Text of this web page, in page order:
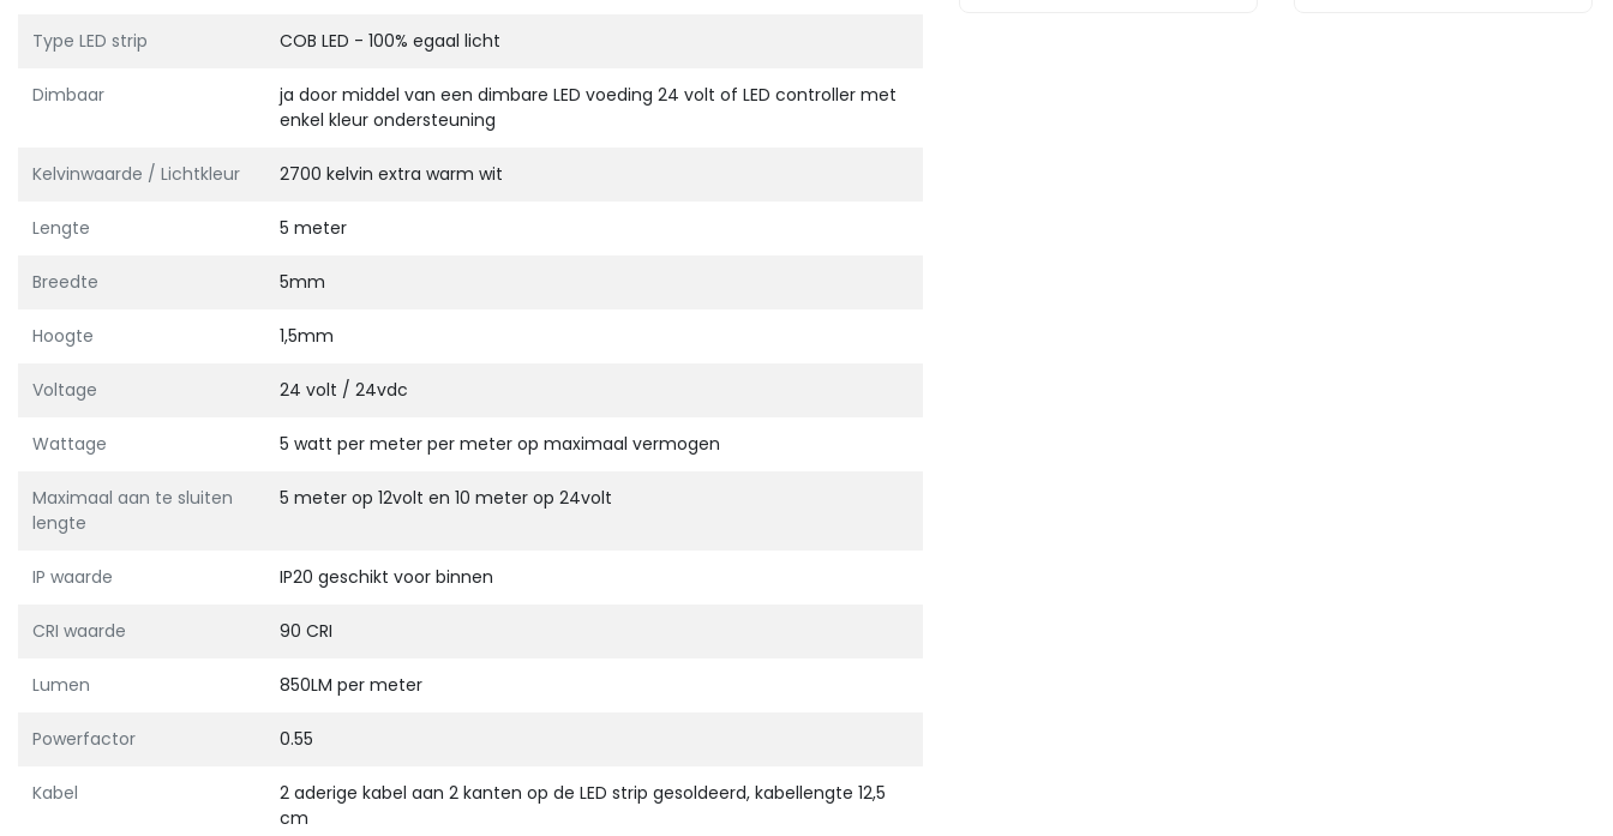
Type LED strip COB LED - 100% egaal licht
Dimbaar
ja door middel van een dimbare LED voeding 24 volt of LED controller met
enkel kleur ondersteuning
Kelvinwaarde / Lichtkleur 2700 kelvin extra warm wit
Lengte 5 meter
Breedte 5mm
Hoogte 1,5mm
Voltage 24 volt / 24vdc
Wattage 5 watt per meter per meter op maximaal vermogen
Maximaal aan te sluiten
lengte
5 meter op 12volt en 10 meter op 24volt
IP waarde IP20 geschikt voor binnen
CRI waarde 90 CRI
Lumen 850LM per meter
Powerfactor 0.55
Kabel
2 aderige kabel aan 2 kanten op de LED strip gesoldeerd, kabellengte 12,5
cm